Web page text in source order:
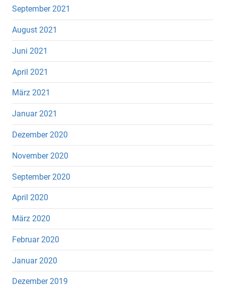
September 2021
August 2021
Juni 2021
April 2021
März 2021
Januar 2021
Dezember 2020
November 2020
September 2020
April 2020
März 2020
Februar 2020
Januar 2020
Dezember 2019